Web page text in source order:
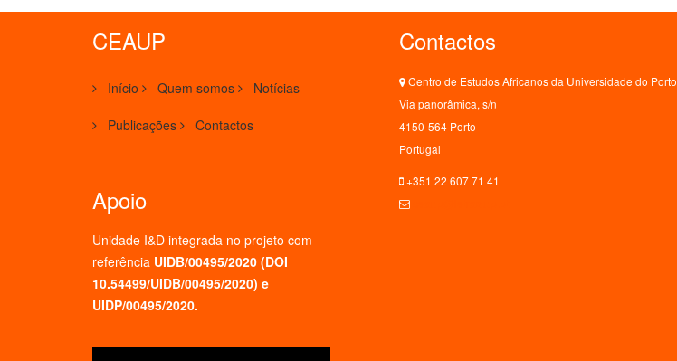
CEAUP
Início Quem somos Notícias
Publicações Contactos
Apoio
Unidade I&D integrada no projeto com
referência UIDB/00495/2020 (DOI
10.54499/UIDB/00495/2020) e
UIDP/00495/2020.
Contactos
Centro de Estudos Africanos da Universidade do Porto
Via panorâmica, s/n
4150-564 Porto
Portugal
+351 22 607 71 41